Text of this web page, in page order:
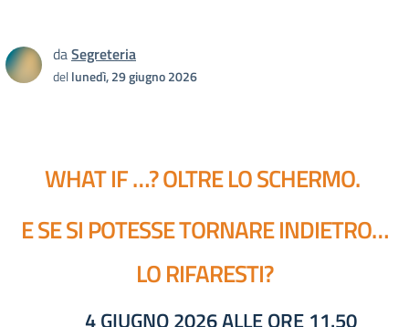
daSegreteria
dellunedì, 29 giugno 2026
WHAT IF …? OLTRE LO SCHERMO.
E SE SI POTESSE TORNARE INDIETRO…
LO RIFARESTI?
4 GIUGNO 2026 ALLE ORE 11.50